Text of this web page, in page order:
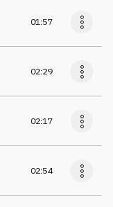
01:57
02:29
02:17
02:54